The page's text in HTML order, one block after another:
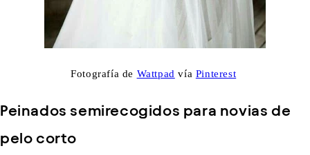
Fotografía de Wattpad vía Pinterest
Peinados semirecogidos para novias de
pelo corto